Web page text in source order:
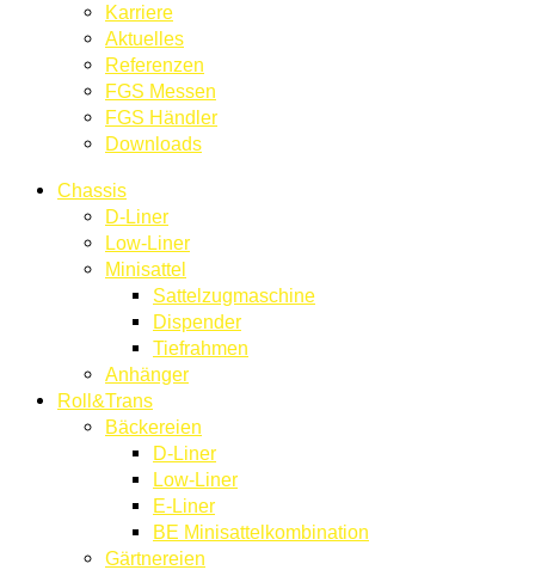
Karriere
Aktuelles
Referenzen
FGS Messen
FGS Händler
Downloads
Chassis
D-Liner
Low-Liner
Minisattel
Sattelzugmaschine
Dispender
Tiefrahmen
Anhänger
Roll&Trans
Bäckereien
D-Liner
Low-Liner
E-Liner
BE Minisattelkombination
Gärtnereien